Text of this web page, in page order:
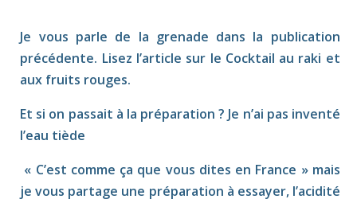
Je vous parle de la grenade dans la publication
précédente. Lisez l’article sur le Cocktail au raki et
aux fruits rouges.
Et si on passait à la préparation ? Je n’ai pas inventé
l’eau tiède
« C’est comme ça que vous dites en France » mais
je vous partage une préparation à essayer, l’acidité